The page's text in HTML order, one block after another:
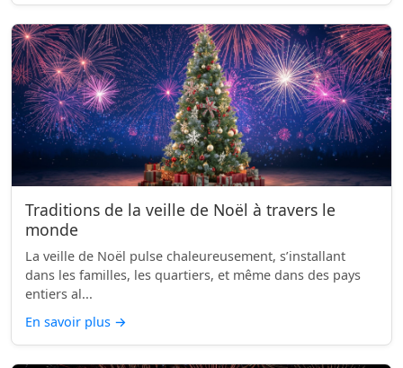
Traditions de la veille de Noël à travers le
monde
La veille de Noël pulse chaleureusement, s’installant
dans les familles, les quartiers, et même dans des pays
entiers al...
En savoir plus →